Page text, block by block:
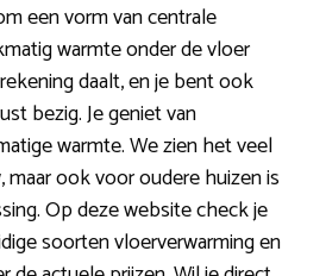
een vorm van centrale
warmte onder de vloer
daalt, en je bent ook
bezig. Je geniet van
warmte. We zien het veel
ook voor oudere huizen is
Op deze website check je
soorten vloerverwarming en